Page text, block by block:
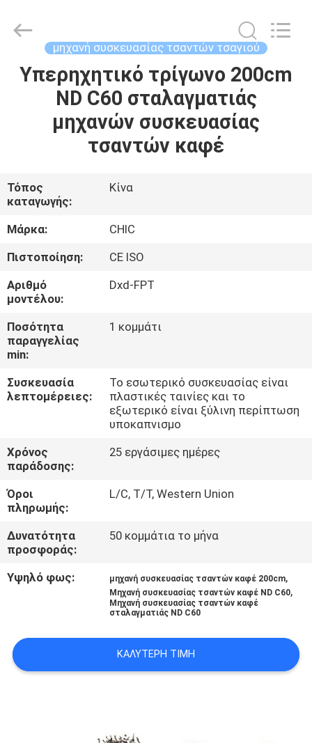
ΣΠΊΤΙ
ΠΡΟΪΌΝΤΑ
ΜΕ
ΕΜΆΣ
ΕΠΙΣΚΈΨΕΙΣ
ΣΤΟ
ΕΡΓΟΣΤΆΣΙΟ
ΈΛΕΓΧΟΣ
ΕΠΙΚΟΙΝΩΝΉΣΤΕ
ΜΑΣ
ΕΙΔΉΣΕΙΣ
ΥΠΟΘΈΣΕΙΣ
SITEMAP
Machinery
Reserved.
μηχανή συσκευασίας τσαντών τσαγιού
Υπερηχητικό τρίγωνο 200cm
ND C60 σταλαγματιάς
μηχανών συσκευασίας
τσαντών καφέ
Τόπος
καταγωγής:
Κίνα
Μάρκα:
CHIC
Πιστοποίηση:
CE ISO
Αριθμό
μοντέλου:
Dxd-FPT
Ποσότητα
παραγγελίας
min:
1 κομμάτι
Συσκευασία
λεπτομέρειες:
Το εσωτερικό συσκευασίας είναι
πλαστικές ταινίες και το
εξωτερικό είναι ξύλινη περίπτωση
υποκαπνισμο
Χρόνος
παράδοσης:
25 εργάσιμες ημέρες
Όροι
πληρωμής:
L/C, T/T, Western Union
Δυνατότητα
προσφοράς:
50 κομμάτια το μήνα
Υψηλό φως: μηχανή συσκευασίας τσαντών καφέ 200cm,
Μηχανή συσκευασίας τσαντών καφέ ND C60,
Μηχανή συσκευασίας τσαντών καφέ
σταλαγματιάς ND C60
ΚΑΛΎΤΕΡΗ ΤΙΜΉ